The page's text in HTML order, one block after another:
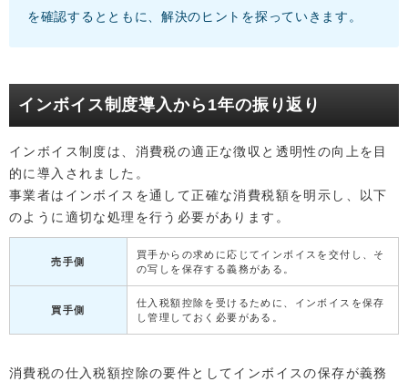
を確認するとともに、解決のヒントを探っていきます。
インボイス制度導入から1年の振り返り
インボイス制度は、消費税の適正な徴収と透明性の向上を目
的に導入されました。
事業者はインボイスを通して正確な消費税額を明示し、以下
のように適切な処理を行う必要があります。
売手側
買手からの求めに応じてインボイスを交付し、そ
の写しを保存する義務がある。
買手側
仕入税額控除を受けるために、インボイスを保存
し管理しておく必要がある。
消費税の仕入税額控除の要件としてインボイスの保存が義務